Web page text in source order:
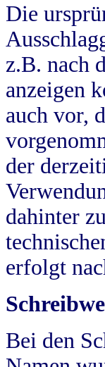
Die
z.B. nach
anzeigen
auch vor,
der
dahinter
erfolgt
Bei den